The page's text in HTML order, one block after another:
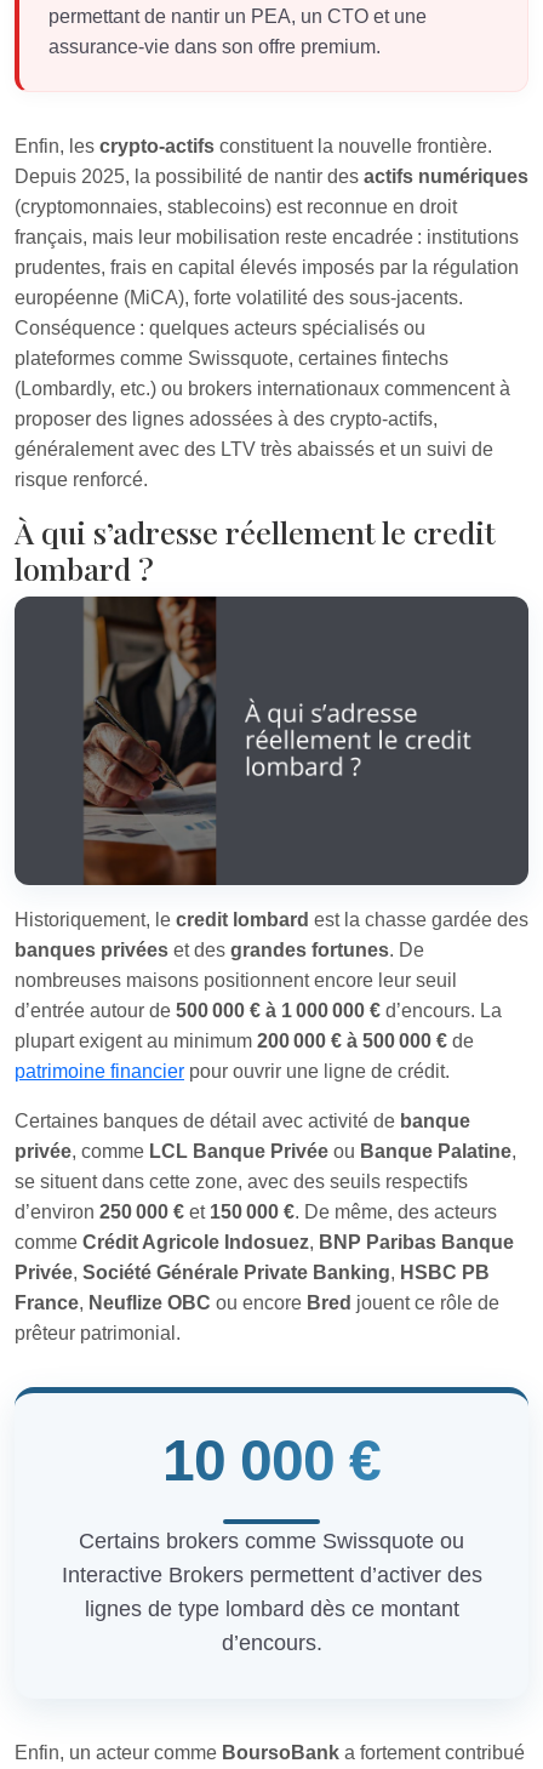
permettant de nantir un PEA, un CTO et une
assurance-vie dans son offre premium.
Enfin, les crypto-actifs constituent la nouvelle frontière.
Depuis 2025, la possibilité de nantir des actifs numériques
(cryptomonnaies, stablecoins) est reconnue en droit
français, mais leur mobilisation reste encadrée : institutions
prudentes, frais en capital élevés imposés par la régulation
européenne (MiCA), forte volatilité des sous-jacents.
Conséquence : quelques acteurs spécialisés ou
plateformes comme Swissquote, certaines fintechs
(Lombardly, etc.) ou brokers internationaux commencent à
proposer des lignes adossées à des crypto-actifs,
généralement avec des LTV très abaissés et un suivi de
risque renforcé.
À qui s’adresse réellement le credit
lombard ?
Historiquement, le credit lombard est la chasse gardée des
banques privées et des grandes fortunes. De
nombreuses maisons positionnent encore leur seuil
d’entrée autour de 500 000 € à 1 000 000 € d’encours. La
plupart exigent au minimum 200 000 € à 500 000 € de
patrimoine financier pour ouvrir une ligne de crédit.
Certaines banques de détail avec activité de banque
privée, comme LCL Banque Privée ou Banque Palatine,
se situent dans cette zone, avec des seuils respectifs
d’environ 250 000 € et 150 000 €. De même, des acteurs
comme Crédit Agricole Indosuez, BNP Paribas Banque
Privée, Société Générale Private Banking, HSBC PB
France, Neuflize OBC ou encore Bred jouent ce rôle de
prêteur patrimonial.
10 000 €
Certains brokers comme Swissquote ou
Interactive Brokers permettent d’activer des
lignes de type lombard dès ce montant
d’encours.
Enfin, un acteur comme BoursoBank a fortement contribué